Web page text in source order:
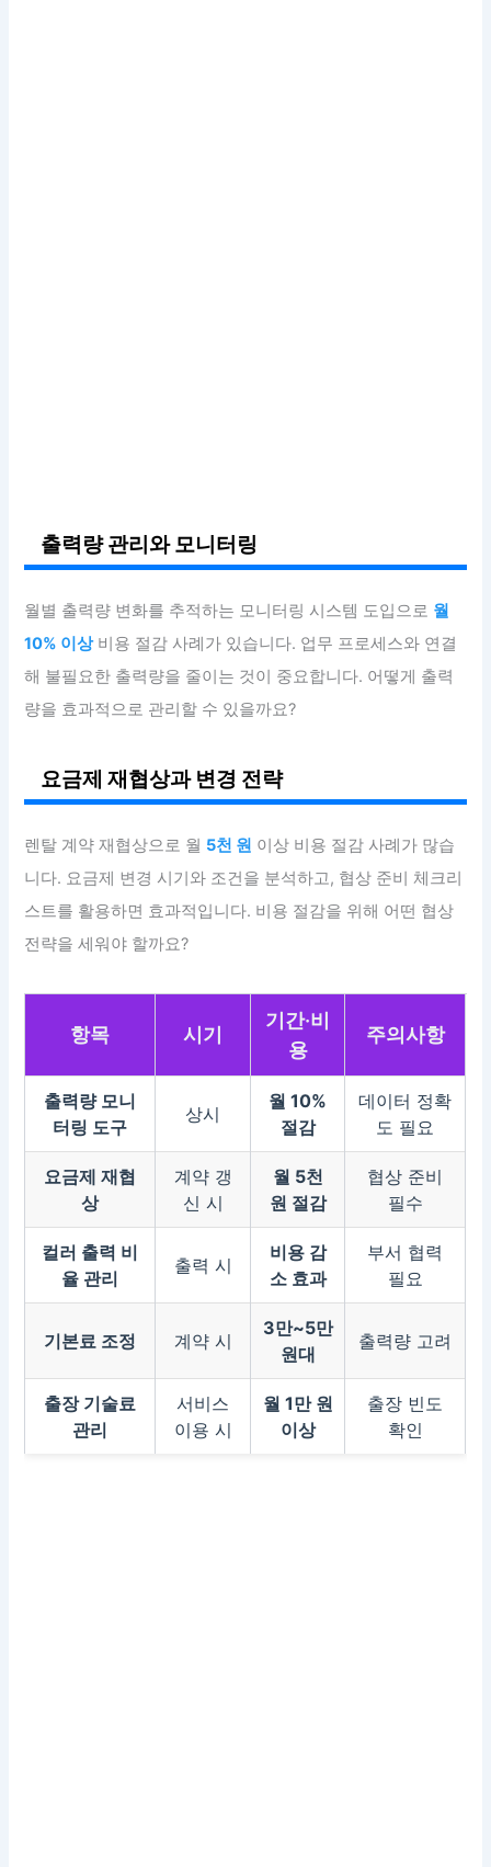
출력량 관리와 모니터링
월별 출력량 변화를 추적하는 모니터링 시스템 도입으로 월
10% 이상비용 절감 사례가 있습니다. 업무 프로세스와 연결
해 불필요한 출력량을 줄이는 것이 중요합니다. 어떻게 출력
량을 효과적으로 관리할 수 있을까요?
요금제 재협상과 변경 전략
렌탈 계약 재협상으로 월 5천 원 이상 비용 절감 사례가 많습
니다. 요금제 변경 시기와 조건을 분석하고, 협상 준비 체크리
스트를 활용하면 효과적입니다. 비용 절감을 위해 어떤 협상
전략을 세워야 할까요?
항목 시기
기간·비
용
주의사항
출력량 모니
터링 도구
상시
월 10%
절감
데이터 정확
도 필요
요금제 재협
상
계약 갱
신 시
월 5천
원 절감
협상 준비
필수
컬러 출력 비
율 관리
출력 시
비용 감
소 효과
부서 협력
필요
기본료 조정 계약 시
3만~5만
원대
출력량 고려
출장 기술료
관리
서비스
이용 시
월 1만 원
이상
출장 빈도
확인